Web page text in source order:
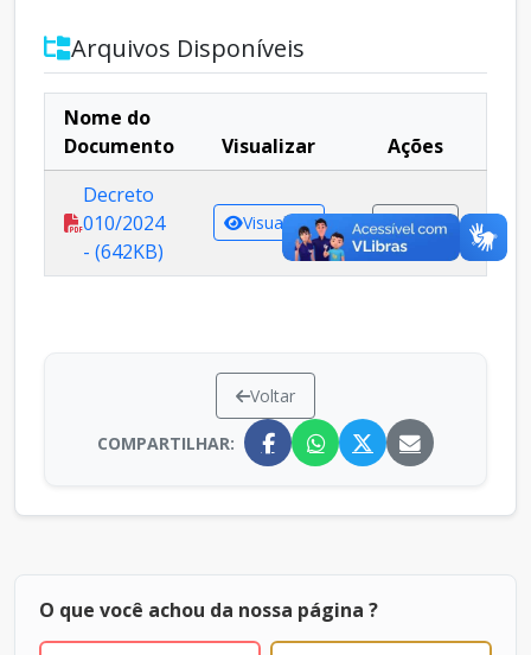
Arquivos Disponíveis
Nome do
Documento
Visualizar
Ações
Decreto
010/2024
- (642KB)
Visualizar Baixar
Voltar
COMPARTILHAR:
O que você achou da nossa página ?